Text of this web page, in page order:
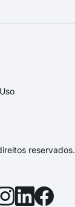
reservados.